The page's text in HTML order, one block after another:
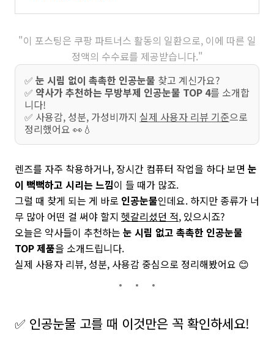
"이 포스팅은 쿠팡 파트너스 활동의 일환으로, 이에 따른 일
정액의 수수료를 제공받습니다."
✅ 눈 시림 없이 촉촉한 인공눈물 찾고 계신가요?
✅ 약사가 추천하는 무방부제 인공눈물 TOP 4를 소개합
니다!
✅ 사용감, 성분, 가성비까지 실제 사용자 리뷰 기준으로
정리했어요 👀💧
렌즈를 자주 착용하거나, 장시간 컴퓨터 작업을 하다 보면 눈
이 뻑뻑하고 시리는 느낌이 들 때가 많죠.
그럴 때 찾게 되는 게 바로 인공눈물인데요. 하지만 종류가 너
무 많아 어떤 걸 써야 할지 헷갈리셨던 적, 있으시죠?
오늘은 약사들이 추천하는 눈 시림 없고 촉촉한 인공눈물
TOP 제품을 소개드립니다.
실제 사용자 리뷰, 성분, 사용감 중심으로 정리해봤어요 😊
✅ 인공눈물 고를 때 이것만은 꼭 확인하세요!